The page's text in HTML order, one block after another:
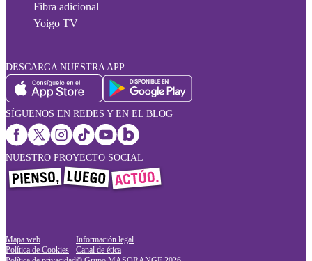
Fibra adicional
Yoigo TV
DESCARGA NUESTRA APP
SÍGUENOS EN REDES Y EN EL BLOG
NUESTRO PROYECTO SOCIAL
Mapa web
Política de Cookies
Información legal
Canal de ética